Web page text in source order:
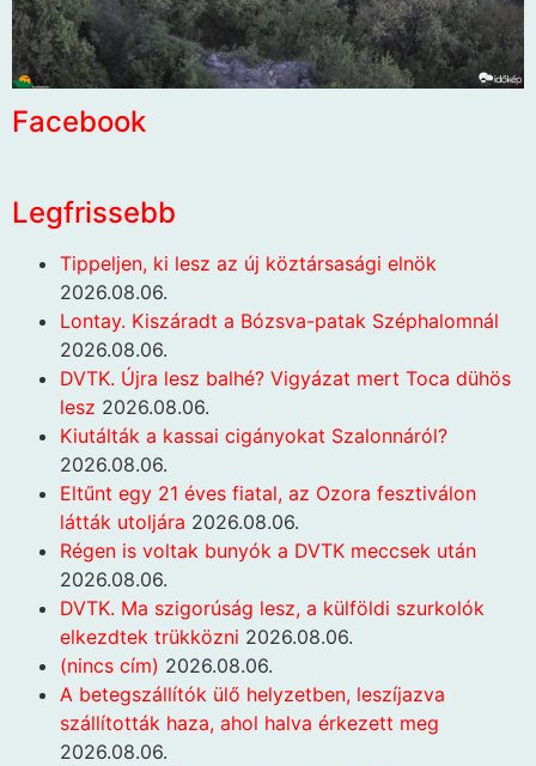
Facebook
Legfrissebb
Tippeljen, ki lesz az új köztársasági elnök
2026.08.06.
Lontay. Kiszáradt a Bózsva-patak Széphalomnál
2026.08.06.
DVTK. Újra lesz balhé? Vigyázat mert Toca dühös
lesz 2026.08.06.
Kiutálták a kassai cigányokat Szalonnáról?
2026.08.06.
Eltűnt egy 21 éves fiatal, az Ozora fesztiválon
látták utoljára 2026.08.06.
Régen is voltak bunyók a DVTK meccsek után
2026.08.06.
DVTK. Ma szigorúság lesz, a külföldi szurkolók
elkezdtek trükközni 2026.08.06.
(nincs cím) 2026.08.06.
A betegszállítók ülő helyzetben, leszíjazva
szállították haza, ahol halva érkezett meg
2026.08.06.